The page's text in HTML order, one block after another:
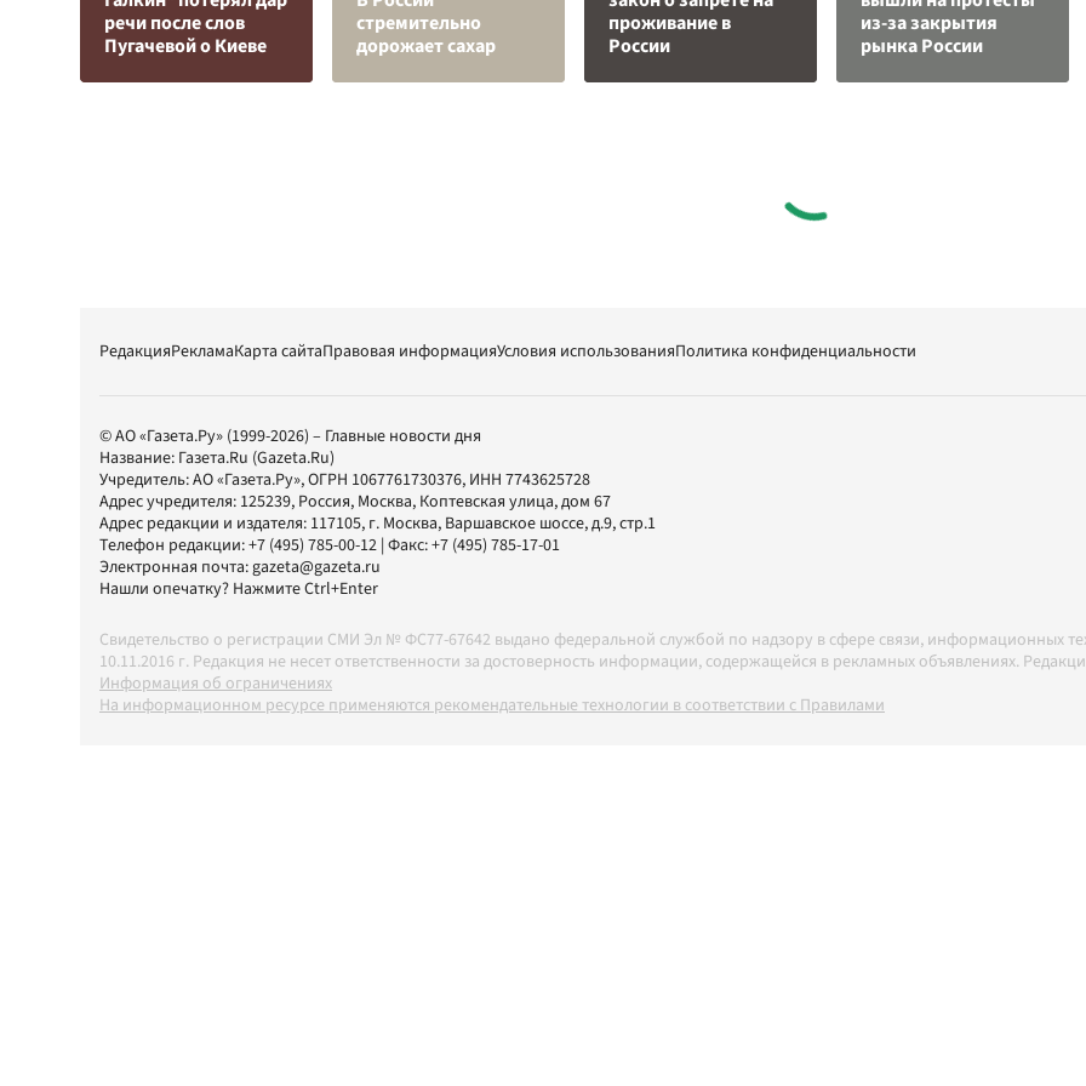
речи после слов
Пугачевой о Киеве
стремительно
дорожает сахар
проживание в
России
из-за закрытия
рынка России
РедакцияРекламаКарта сайтаПравовая информацияУсловия использованияПолитика конфиденциальности
© АО «Газета.Ру» (1999-2026) – Главные новости дня
Название: Газета.Ru (Gazeta.Ru)
Учредитель:АО «Газета.Ру», ОГРН 1067761730376, ИНН 7743625728
Адрес учредителя: 125239, Россия, Москва, Коптевская улица, дом 67
Адрес редакции и издателя: 117105, г. Москва, Варшавское шоссе, д.9, стр.1
Телефон редакции:+7 (495) 785-00-12 | Факс:+7 (495) 785-17-01
Электронная почта:gazeta@gazeta.ru
Нашли опечатку? Нажмите Ctrl+Enter
Свидетельство о регистрации СМИ Эл № ФС77-67642 выдано федеральной службой по надзору в сфере связи, информационных
10.11.2016 г. Редакция не несет ответственности за достоверность информации, содержащейся в рекламных объявлениях.
Информация об ограничениях
На информационном ресурсе применяются рекомендательные технологии в соответствии с Правилами